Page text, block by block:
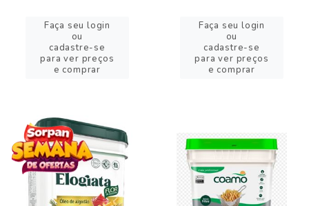
Faça seu login
ou
cadastre-se
para ver preços
e comprar
Faça seu login
ou
cadastre-se
para ver preços
e comprar